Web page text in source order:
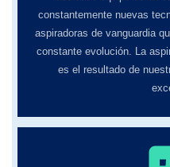
constantemente nuevas
aspiradoras de vanguardia
constante evolución. La
es el resultado de